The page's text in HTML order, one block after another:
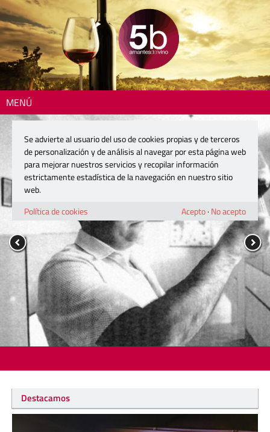
MENÚ
Destacamos
Se advierte al usuario del uso de cookies propias y de terceros
de personalización y de análisis al navegar por esta página web
para mejorar nuestros servicios y recopilar información
estrictamente estadística de la navegación en nuestro sitio
web.
Política de cookies
Acepto· No acepto